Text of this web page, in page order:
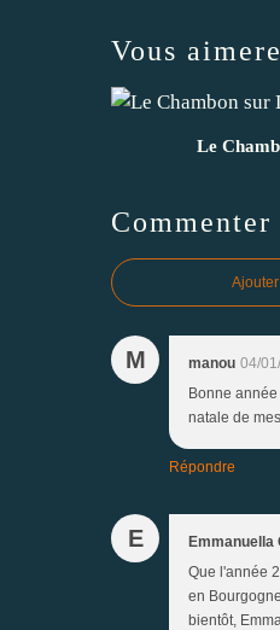
Vous
Le
M manou 04/
Bonne
natale de
Répondre
E Emmanuella
Que l'année
en
bientôt,